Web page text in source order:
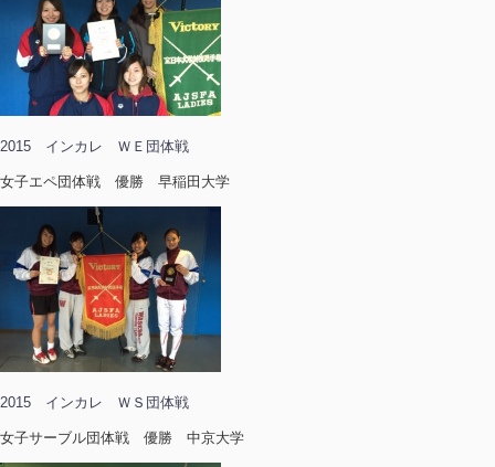
2015 インカレ ＷＥ団体戦
女子エペ団体戦 優勝 早稲田大学
2015 インカレ ＷＳ団体戦
女子サーブル団体戦 優勝 中京大学